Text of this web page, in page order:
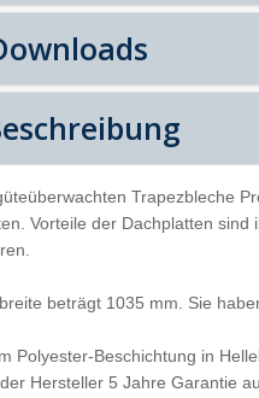
Trapezbleche
Vorteile der Dachplatten
beträgt 1035 mm. Sie
Polyester-Beschichtung in
Hersteller 5 Jahre Garantie